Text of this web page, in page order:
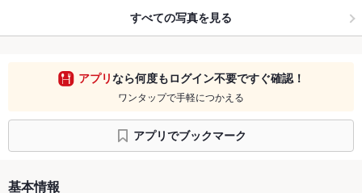
すべての写真を見る
アプリなら何度もログイン不要ですぐ確認！
ワンタップで手軽につかえる
アプリでブックマーク
基本情報